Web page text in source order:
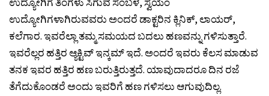
ಉದ್ಯೋಗಿಗೆ ತಿಂಗಳು ಸಿಗುವ ಸಂಬಳ, ಸ್ವಯಂ
ಉದ್ಯೋಗಿಗಳಾಗಿರುವವರು ಅಂದರೆ ಡಾಕ್ಟರಿನ ಕ್ಲಿನಿಕ್, ಲಾಯರ್,
ಕಲೆಗಾರ. ಇವರೆಲ್ಲಾ ತಮ್ಮ ಸಮಯದ ಬದಲು ಹಣವನ್ನು ಗಳಿಸುತ್ತಾರೆ.
ಇವರೆಲ್ಲರ ಹತ್ತಿರ ಆ್ಯಕ್ಟಿವ್ ಇನ್ಕಮ್ ಇದೆ. ಅಂದರೆ ಇವರು ಕೆಲಸ ಮಾಡುವ
ತನಕ ಇವರ ಹತ್ತಿರ ಹಣ ಬರುತ್ತಿರುತ್ತದೆ. ಯಾವುದಾದರೂ ದಿನ ರಜೆ
ತೆಗೆದುಕೊಂಡರೆ ಅಂದು ಇವರಿಗೆ ಹಣ ಗಳಿಸಲು ಆಗುವುದಿಲ್ಲ.